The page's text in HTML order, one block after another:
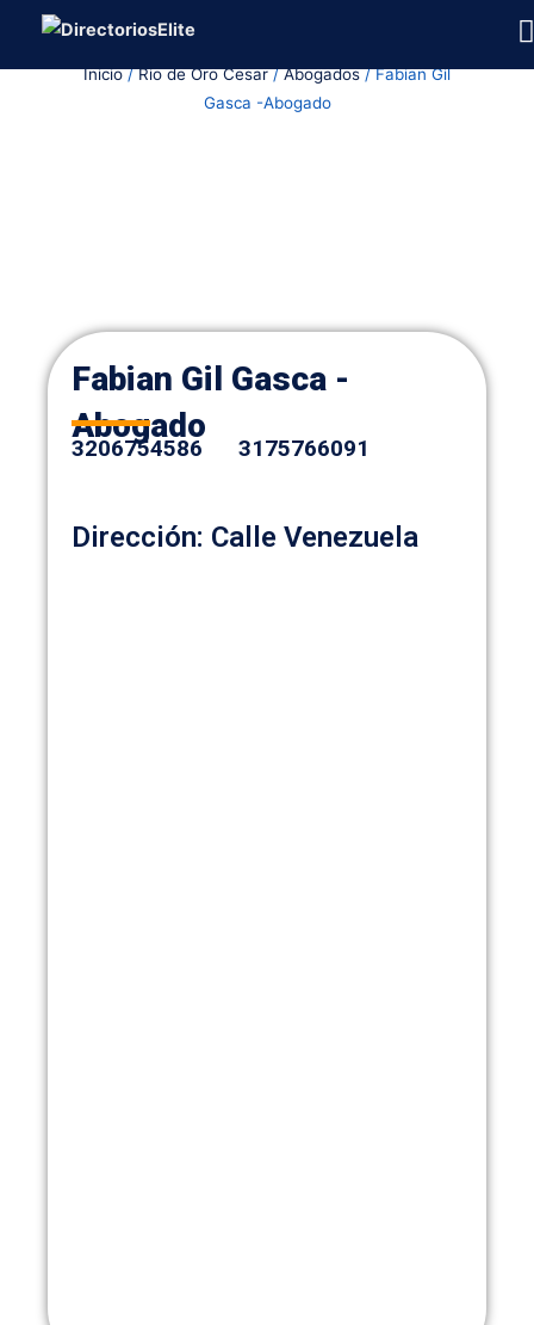
Inicio/Rio de Oro Cesar/Abogados/ Fabian Gil
Gasca -Abogado
Fabian Gil Gasca -
Abogado
3206754586 3175766091
Dirección: Calle Venezuela